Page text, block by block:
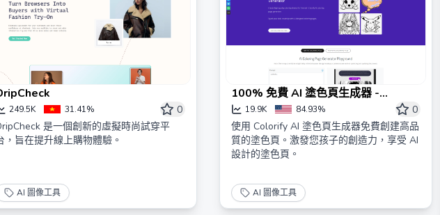
249.5K 31.41%
0
是一個創新的虛擬時尚試穿平
，旨在提升線上購物體驗。
AI 圖像工具
100% 免費 AI 塗色頁生成器 -
Colorify AI
19.9K 84.93%
0
使用 Colorify AI 塗色頁生成器免費創建高品
質的塗色頁。激發您孩子的創造力，享受 AI
設計的塗色頁。
AI 圖像工具